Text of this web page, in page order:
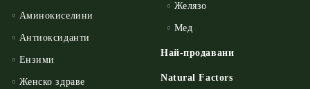
Аминокиселини
Антиоксиданти
Ензими
Женско здраве
Желязо
Мед
Най-продавани
Natural Factors